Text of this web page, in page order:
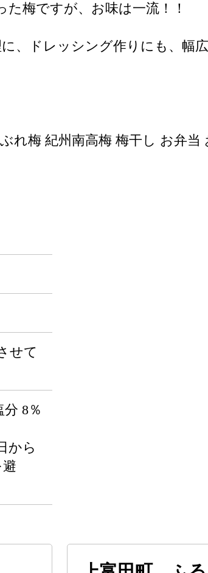
梅ですが、お味は一流！！
、ドレッシング作りにも、幅
れ梅 紀州南高梅 梅干し お弁
せて
分 8％
から